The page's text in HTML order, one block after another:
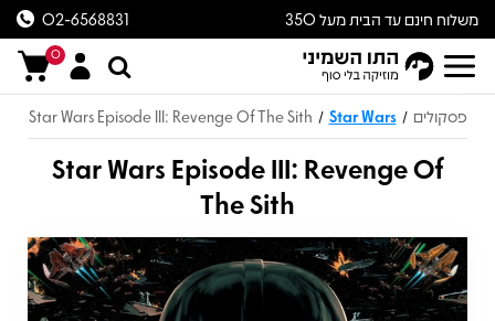
משלוח חינם עד הבית מעל 350
ש״ח
02-6568831
0
פסקולים /
Star Wars
/
Star Wars Episode III: Revenge Of The Sith
Star Wars Episode III: Revenge Of
The Sith